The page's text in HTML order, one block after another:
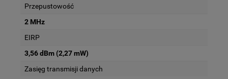
Przepustowość
2 MHz
EIRP
3,56 dBm (2,27 mW)
Zasięg transmisji danych